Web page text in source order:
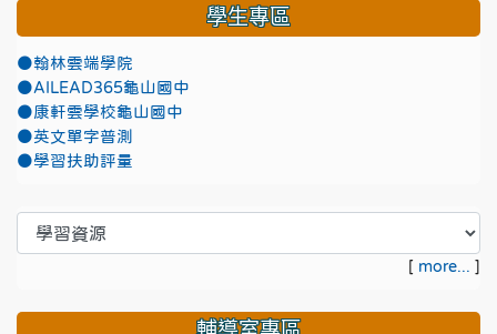
學生專區
●翰林雲端學院
●AILEAD365龜山國中
●康軒雲學校龜山國中
●英文單字普測
●學習扶助評量
[ more... ]